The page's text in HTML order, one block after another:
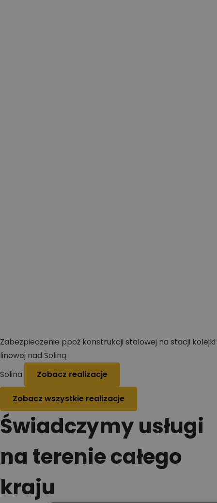
Zabezpieczenie ppoż konstrukcji stalowej na stacji kolejki
linowej nad Soliną
Solina
Zobacz realizacje
Zobacz wszystkie realizacje
Świadczymy usługi
na terenie całego
kraju